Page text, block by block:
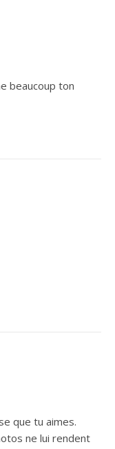
beaucoup ton
que tu aimes.
ne lui rendent